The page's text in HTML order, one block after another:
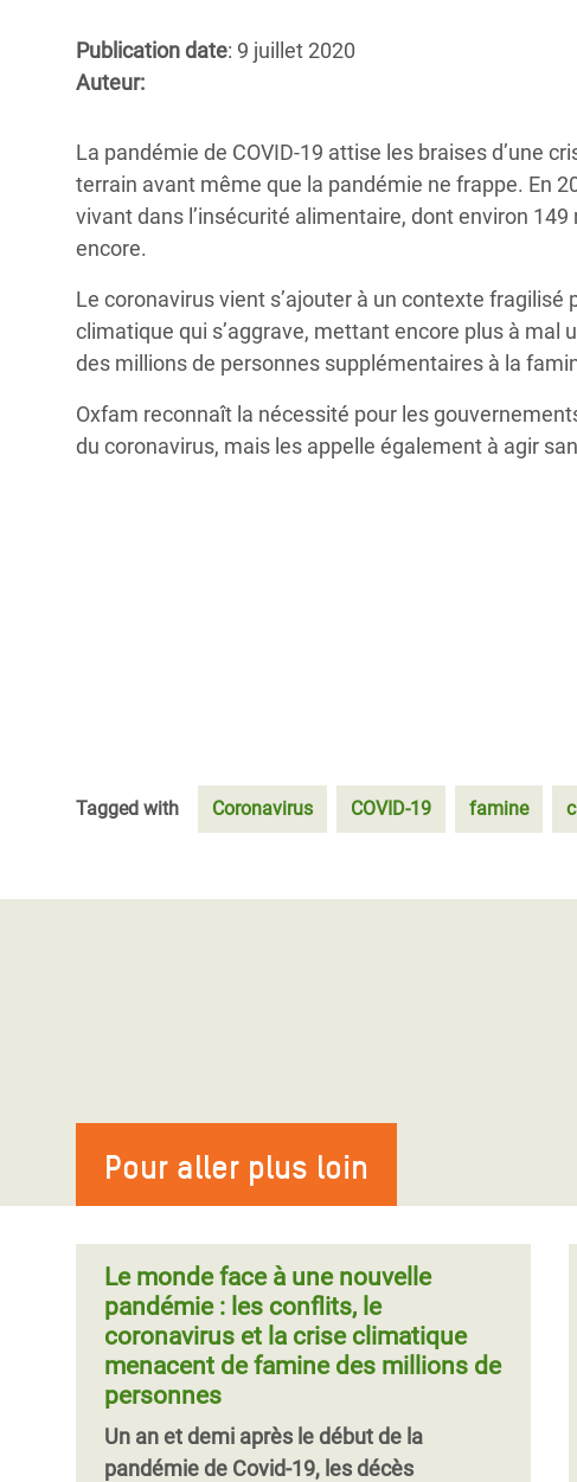
Inégalités Extrêmes et
Inequality and Rights in a
Digital Age
Crise des
au
Soudan du
Crise en
Mettons Fin à la Souffrance qui se Cache
Les Violences Faites aux Femmes et aux
Filles, Ça Suffit !
Publication date: 9 juillet 2020
Auteur:
La pandémie de COVID-19 attise les braises d’une
terrain avant même que la pandémie ne frappe. En
vivant dans l’insécurité alimentaire, dont environ
encore.
Le coronavirus vient s’ajouter à un contexte
climatique qui s’aggrave, mettant encore plus à
des millions de personnes supplémentaires à la
Oxfam reconnaît la nécessité pour les
du coronavirus, mais les appelle également à agir
Tagged with Coronavirus COVID-19 famine
Pour aller plus loin
Le monde face à une nouvelle
pandémie : les conflits, le
coronavirus et la crise climatique
menacent de famine des millions de
personnes
Un an et demi après le début de la
pandémie de Covid-19, les décès